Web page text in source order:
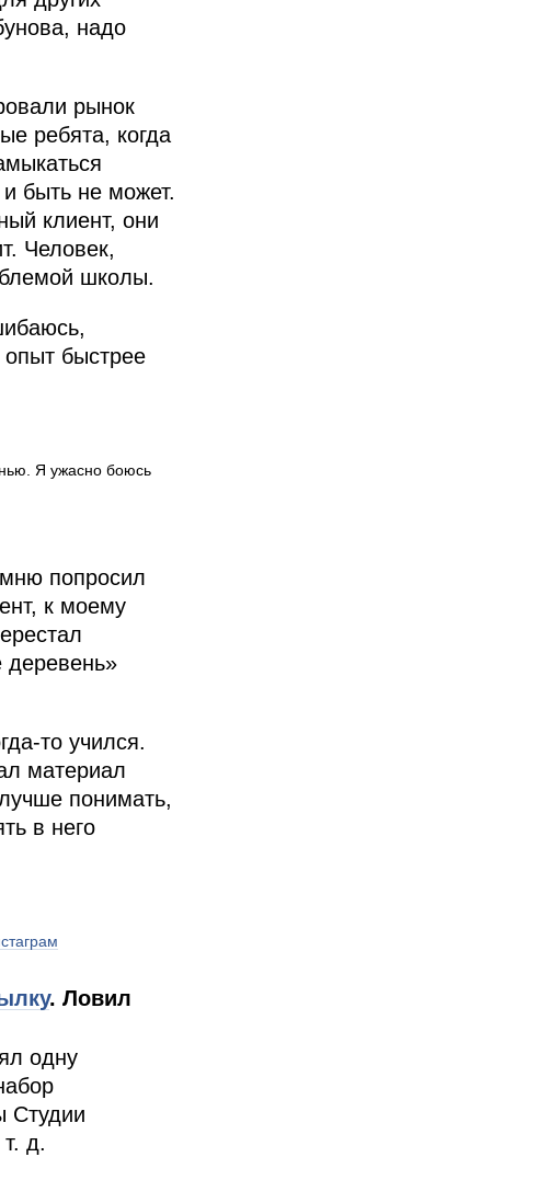
надо
рынок
ребята, когда
быть не может.
клиент, они
Человек,
школы.
быстрее
Я ужасно боюсь
попросил
к моему
деревень»
то учился.
материал
понимать,
в него
. Ловил
одну
Студии
т. д.